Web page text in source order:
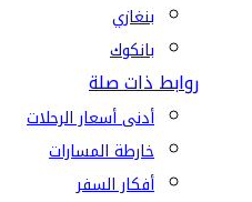
بنغازي
بانكوك
روابط ذات صلة
أدنى أسعار الرحلات
خارطة المسارات
أفكار السفر